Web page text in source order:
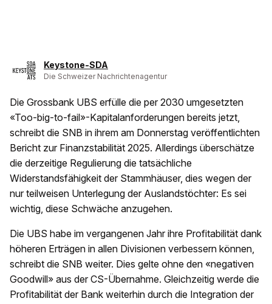
Keystone-SDA
Die Schweizer Nachrichtenagentur
Die Grossbank UBS erfülle die per 2030 umgesetzten
«Too-big-to-fail»-Kapitalanforderungen bereits jetzt,
schreibt die SNB in ihrem am Donnerstag veröffentlichten
Bericht zur Finanzstabilität 2025. Allerdings überschätze
die derzeitige Regulierung die tatsächliche
Widerstandsfähigkeit der Stammhäuser, dies wegen der
nur teilweisen Unterlegung der Auslandstöchter: Es sei
wichtig, diese Schwäche anzugehen.
Die UBS habe im vergangenen Jahr ihre Profitabilität dank
höheren Erträgen in allen Divisionen verbessern können,
schreibt die SNB weiter. Dies gelte ohne den «negativen
Goodwill» aus der CS-Übernahme. Gleichzeitig werde die
Profitabilität der Bank weiterhin durch die Integration der